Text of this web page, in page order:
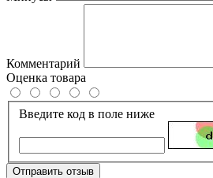
Комментарий
Оценка товара
Введите код в поле ниже
Отправить отзыв